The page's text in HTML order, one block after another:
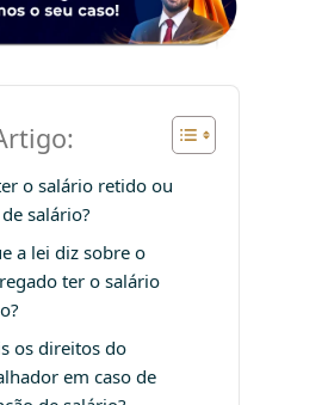
o salário retido ou
salário?
a lei diz sobre o
ter o salário
os direitos do
em caso de